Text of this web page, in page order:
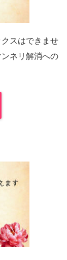
スはできませ
ネリ解消への